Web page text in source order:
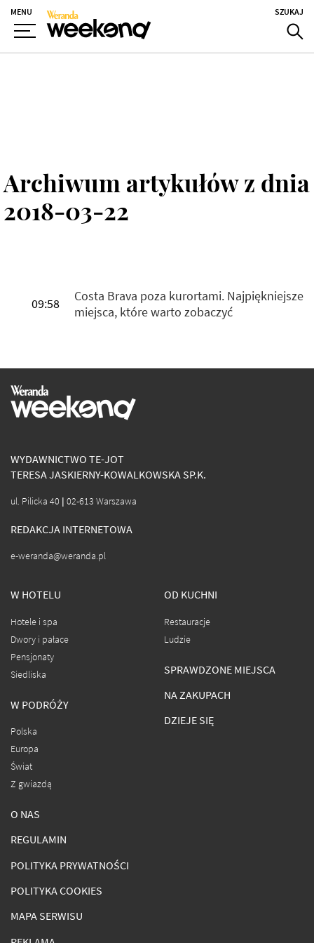
MENU SZUKAJ
Archiwum artykułów z dnia
2018-03-22
09:58
Costa Brava poza kurortami. Najpiękniejsze
miejsca, które warto zobaczyć
WYDAWNICTWO TE-JOT
TERESA JASKIERNY-KOWALKOWSKA SP.K.
ul. Pilicka 40 | 02-613 Warszawa
REDAKCJA INTERNETOWA
e-weranda@weranda.pl
W HOTELU
Hotele i spa
Dwory i pałace
Pensjonaty
Siedliska
W PODRÓŻY
Polska
Europa
Świat
Z gwiazdą
OD KUCHNI
Restauracje
Ludzie
SPRAWDZONE MIEJSCA
NA ZAKUPACH
DZIEJE SIĘ
O NAS
REGULAMIN
POLITYKA PRYWATNOŚCI
POLITYKA COOKIES
MAPA SERWISU